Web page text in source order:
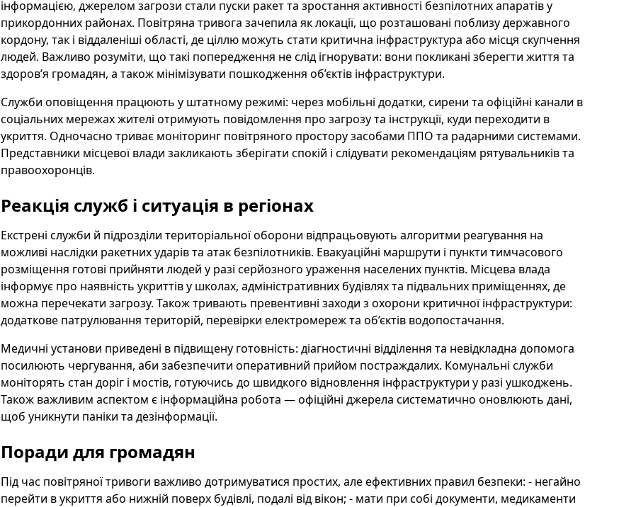
інформацією, джерелом загрози стали пуски ракет та зростання активності безпілотних апаратів у
прикордонних районах. Повітряна тривога зачепила як локації, що розташовані поблизу державного
кордону, так і віддаленіші області, де ціллю можуть стати критична інфраструктура або місця скупчення
людей. Важливо розуміти, що такі попередження не слід ігнорувати: вони покликані зберегти життя та
здоров’я громадян, а також мінімізувати пошкодження об’єктів інфраструктури.
Служби оповіщення працюють у штатному режимі: через мобільні додатки, сирени та офіційні канали в
соціальних мережах жителі отримують повідомлення про загрозу та інструкції, куди переходити в
укриття. Одночасно триває моніторинг повітряного простору засобами ППО та радарними системами.
Представники місцевої влади закликають зберігати спокій і слідувати рекомендаціям рятувальників та
правоохоронців.
Реакція служб і ситуація в регіонах
Екстрені служби й підрозділи територіальної оборони відпрацьовують алгоритми реагування на
можливі наслідки ракетних ударів та атак безпілотників. Евакуаційні маршрути і пункти тимчасового
розміщення готові прийняти людей у разі серйозного ураження населених пунктів. Місцева влада
інформує про наявність укриттів у школах, адміністративних будівлях та підвальних приміщеннях, де
можна перечекати загрозу. Також тривають превентивні заходи з охорони критичної інфраструктури:
додаткове патрулювання територій, перевірки електромереж та об’єктів водопостачання.
Медичні установи приведені в підвищену готовність: діагностичні відділення та невідкладна допомога
посилюють чергування, аби забезпечити оперативний прийом постраждалих. Комунальні служби
моніторять стан доріг і мостів, готуючись до швидкого відновлення інфраструктури у разі ушкоджень.
Також важливим аспектом є інформаційна робота — офіційні джерела систематично оновлюють дані,
щоб уникнути паніки та дезінформації.
Поради для громадян
Під час повітряної тривоги важливо дотримуватися простих, але ефективних правил безпеки: - негайно
перейти в укриття або нижній поверх будівлі, подалі від вікон; - мати при собі документи, медикаменти